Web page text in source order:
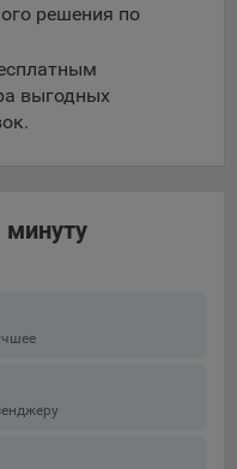
какие страницы
помогают
при использовании
эффективность
определения целевой
веб-аналитических
Общества и не
решения по
выгодных